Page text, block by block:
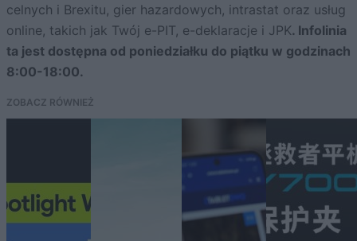
celnych i Brexitu, gier hazardowych, intrastat oraz usług
online, takich jak Twój e-PIT, e-deklaracje i JPK. Infolinia
ta jest dostępna od poniedziałku do piątku w godzinach
8:00-18:00.
ZOBACZ RÓWNIEŻ